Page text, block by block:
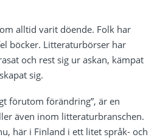
alltid varit döende. Folk har
böcker. Litteraturbörser har
och rest sig ur askan, kämpat
sig.
förutom förändring”, är en
även inom litteraturbranschen.
här i Finland i ett litet språk- och